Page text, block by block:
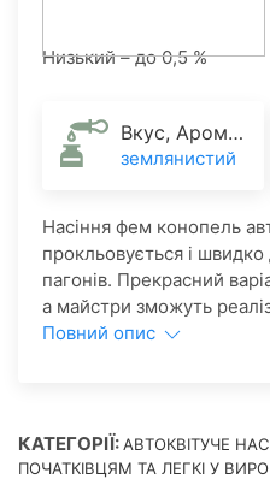
Низький – до 0,5 %
Вкус, Аромат
землянистий
Насіння фем конопель
прокльовується і
пагонів. Прекрасний
а майстри зможуть
Повний опис
КАТЕГОРІЇ:АВТОКВІТУЧЕ
ПОЧАТКІВЦЯМ ТА ЛЕГКІ У